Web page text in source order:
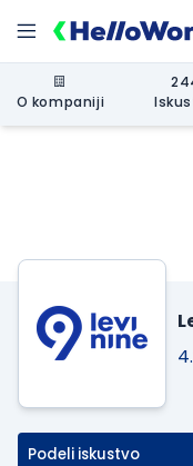
O kompaniji
Podeli iskustvo